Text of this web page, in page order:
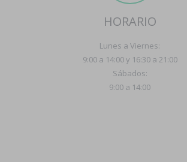
HORARIO
Lunes a Viernes:
9:00 a 14:00 y 16:30 a 21:00
Sábados:
9:00 a 14:00